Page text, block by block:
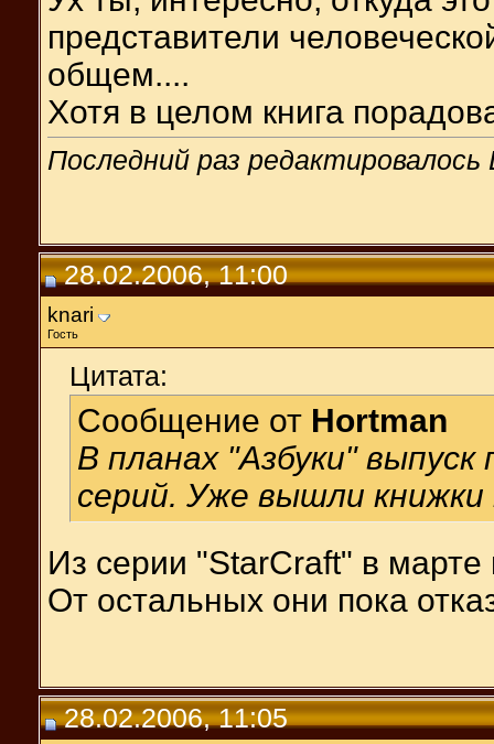
представители
общем....
Хотя в целом книга
Последний раз
28.02.2006, 11:00
knari
Гость
Цитата:
Сообщение от Hortman
В планах "Азбуки" выпуск
серий. Уже вышли
Из серии "StarCraft" в
От остальных они пока
28.02.2006, 11:05